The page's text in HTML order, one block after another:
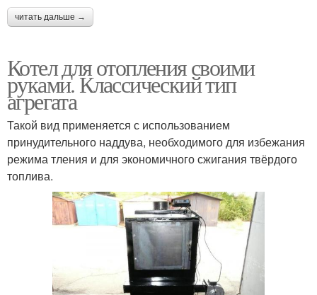
читать дальше →
Котел для отопления своими
руками. Классический тип
агрегата
Такой вид применяется с использованием
принудительного наддува, необходимого для избежания
режима тления и для экономичного сжигания твёрдого
топлива.